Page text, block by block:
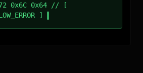
0x6C 0x64 // [
]